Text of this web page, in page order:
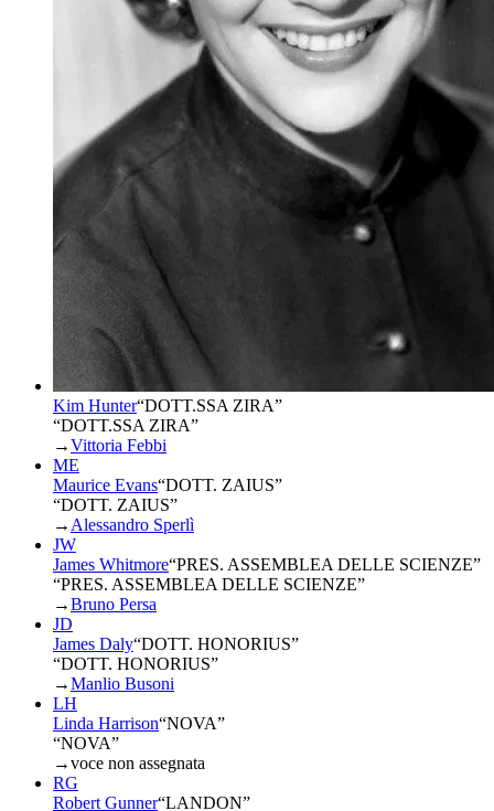
Kim Hunter“DOTT.SSA ZIRA”
“DOTT.SSA ZIRA”
→Vittoria Febbi
ME
Maurice Evans“DOTT. ZAIUS”
“DOTT. ZAIUS”
→ Alessandro Sperlì
JW
James Whitmore“PRES. ASSEMBLEA DELLE SCIENZE”
“PRES. ASSEMBLEA DELLE SCIENZE”
→Bruno Persa
JD
James Daly“DOTT. HONORIUS”
“DOTT. HONORIUS”
→Manlio Busoni
LH
Linda Harrison“NOVA”
“NOVA”
→voce non assegnata
RG
Robert Gunner“LANDON”